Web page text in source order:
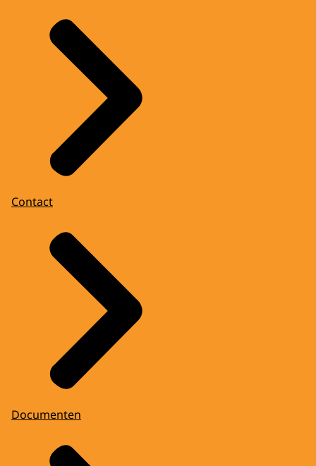
Contact
Documenten